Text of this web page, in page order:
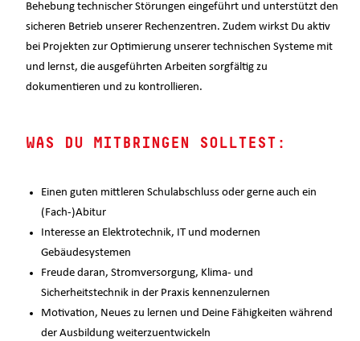
Behebung technischer Störungen eingeführt und unterstützt den
sicheren Betrieb unserer Rechenzentren. Zudem wirkst Du aktiv
bei Projekten zur Optimierung unserer technischen Systeme mit
und lernst, die ausgeführten Arbeiten sorgfältig zu
dokumentieren und zu kontrollieren.
WAS DU MITBRINGEN SOLLTEST:
Einen guten mittleren Schulabschluss oder gerne auch ein
(Fach-)Abitur
Interesse an Elektrotechnik, IT und modernen
Gebäudesystemen
Freude daran, Stromversorgung, Klima- und
Sicherheitstechnik in der Praxis kennenzulernen
Motivation, Neues zu lernen und Deine Fähigkeiten während
der Ausbildung weiterzuentwickeln